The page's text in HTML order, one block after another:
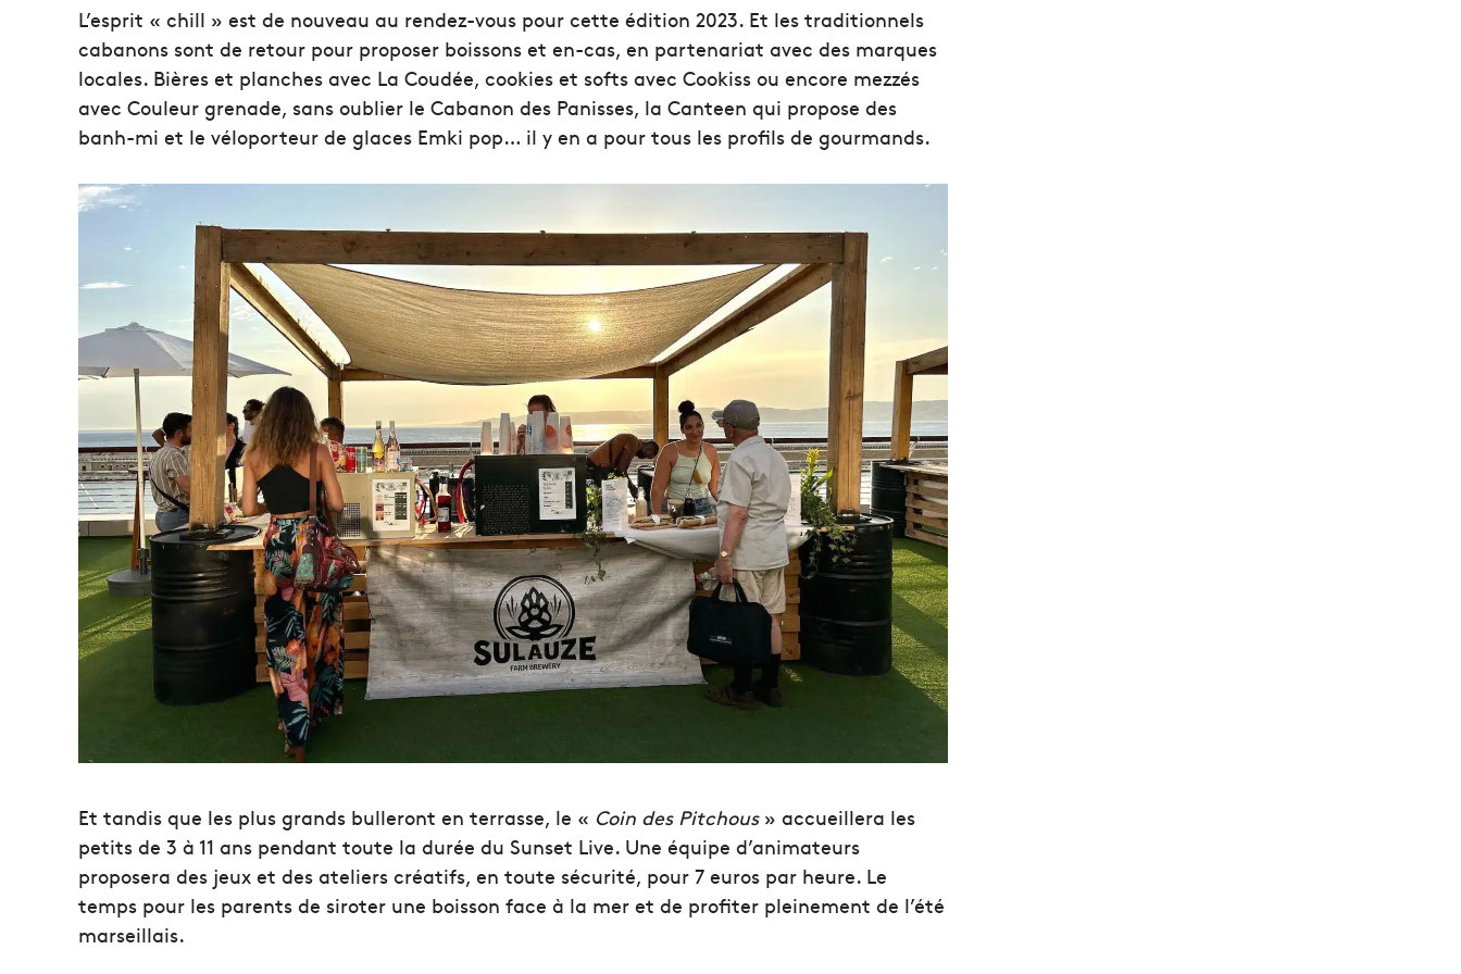
L’esprit « chill » est de nouveau au rendez-vous pour cette édition 2023. Et les traditionnels
cabanons sont de retour pour proposer boissons et en-cas, en partenariat avec des marques
locales. Bières et planches avec La Coudée, cookies et softs avec Cookiss ou encore mezzés
avec Couleur grenade, sans oublier le Cabanon des Panisses, la Canteen qui propose des
banh-mi et le véloporteur de glaces Emki pop… il y en a pour tous les profils de gourmands.
Et tandis que les plus grands bulleront en terrasse, le « Coin des Pitchous» accueillera les
petits de 3 à 11 ans pendant toute la durée du Sunset Live. Une équipe d’animateurs
proposera des jeux et des ateliers créatifs, en toute sécurité, pour 7 euros par heure. Le
temps pour les parents de siroter une boisson face à la mer et de profiter pleinement de l’été
marseillais.